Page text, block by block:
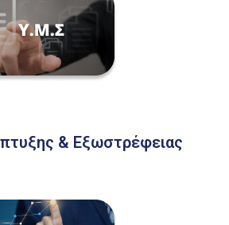
& Εξωστρέφειας